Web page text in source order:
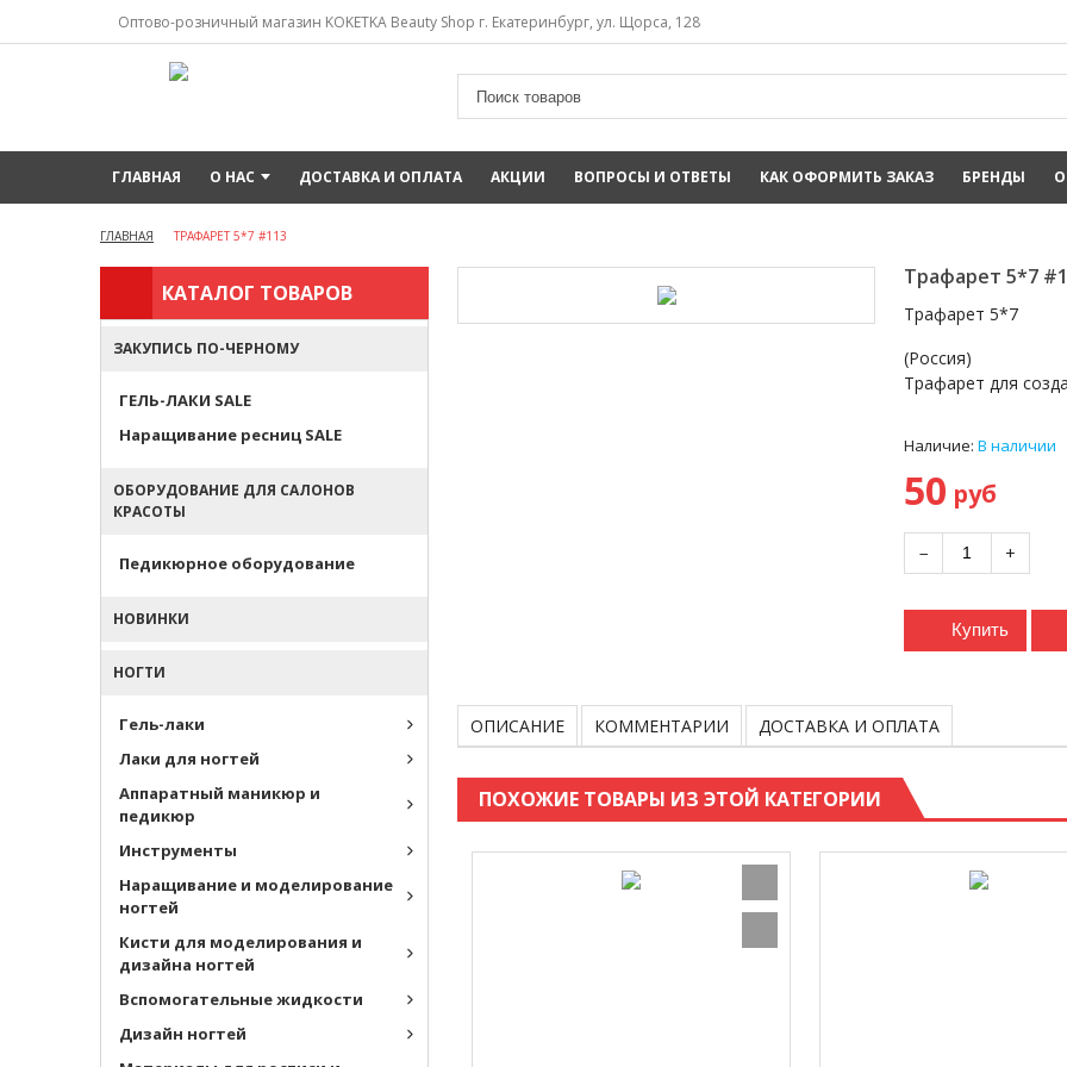
Оптово-розничный магазин KOKETKA Beauty Shop г. Екатеринбург, ул. Щорса, 128
ГЛАВНАЯ О НАС ДОСТАВКА И ОПЛАТА АКЦИИ ВОПРОСЫ И ОТВЕТЫ КАК ОФОРМИТЬ ЗАКАЗ БРЕНДЫ
ГЛАВНАЯ ТРАФАРЕТ 5*7 #113
КАТАЛОГ ТОВАРОВ
ЗАКУПИСЬ ПО-ЧЕРНОМУ
ГЕЛЬ-ЛАКИ SALE
Наращивание ресниц SALE
ОБОРУДОВАНИЕ ДЛЯ САЛОНОВ
КРАСОТЫ
Педикюрное оборудование
НОВИНКИ
НОГТИ
Гель-лаки
Лаки для ногтей
Аппаратный маникюр и
педикюр
Инструменты
Наращивание и моделирование
ногтей
Кисти для моделирования и
дизайна ногтей
Вспомогательные жидкости
Дизайн ногтей
Трафарет 5*7
Трафарет 5*7
(Россия)
Трафарет для
Наличие: В наличии
50 руб
− +
Купить
ОПИСАНИЕ КОММЕНТАРИИ ДОСТАВКА И ОПЛАТА
ПОХОЖИЕ ТОВАРЫ ИЗ ЭТОЙ КАТЕГОРИИ